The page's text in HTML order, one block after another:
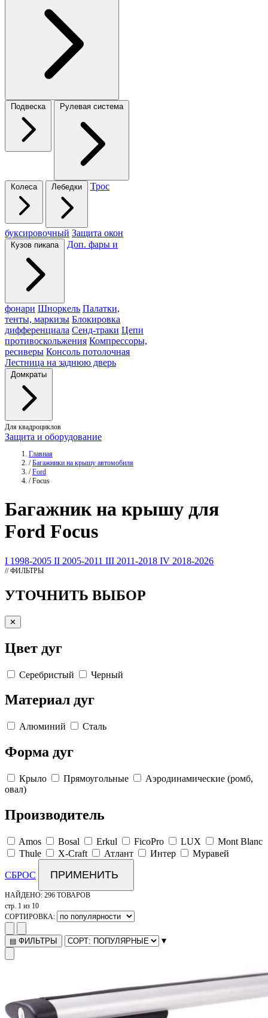
Подвеска Рулевая система
Колеса Лебедки Трос
буксировочный Защита окон
Кузов пикапа Доп. фары и
фонари Шноркель Палатки,
тенты, маркизы Блокировка
дифференциала Сенд-траки Цепи
противоскольжения Компрессоры,
ресиверы Консоль потолочная
Лестница на заднюю дверь
Домкраты
Для квадроциклов
Защита и оборудование
Главная
/ Багажники на крышу автомобиля
/ Ford
/ Focus
Багажникна крышу для
Ford Focus
I 1998-2005 II 2005-2011 III 2011-2018 IV 2018-2026
// ФИЛЬТРЫ
УТОЧНИТЬ ВЫБОР
✕
Цвет дуг
Серебристый Черный
Материал дуг
Алюминий Сталь
Форма дуг
Крыло Прямоугольные
Аэродинамические (ромб,
овал)
Производитель
Amos Bosal Erkul FicoPro LUX
Mont Blanc
Thule
X-Craft Атлант Интер Муравей
СБРОС ПРИМЕНИТЬ
НАЙДЕНО: 296 ТОВАРОВ
стр. 1 из 10
СОРТИРОВКА:
▤ ФИЛЬТРЫ ▾